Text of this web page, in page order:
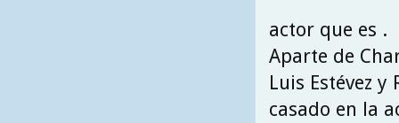
actor que es .
Aparte de
Luis Estévez y
casado en la